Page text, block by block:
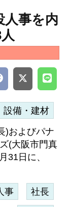
人事を内
設備・建材
)およびパナ
(大阪市門真
31日に、
事 社長